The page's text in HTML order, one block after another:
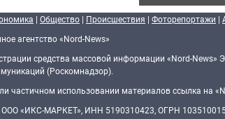
| Общество | Происшествия | Фоторепортажи |
агентство «Nord-News»
средства массовой информации «Nord-
(Роскомнадзор).
частичном использовании материалов ссылка на
ООО «ИКС-МАРКЕТ», ИНН 5190310423, ОГРН